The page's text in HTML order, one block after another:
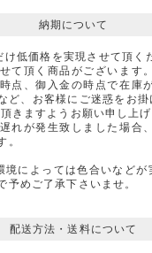
納期について
け低価格を実現させて頂く
て頂く商品がございます
点、御入金の時点で在庫
ど、お客様にご迷惑をお
きますようお願い申し上げ
れが発生致しました場合
。
境によっては色合いなどが
予めご了承下さいませ。
配送方法・送料について